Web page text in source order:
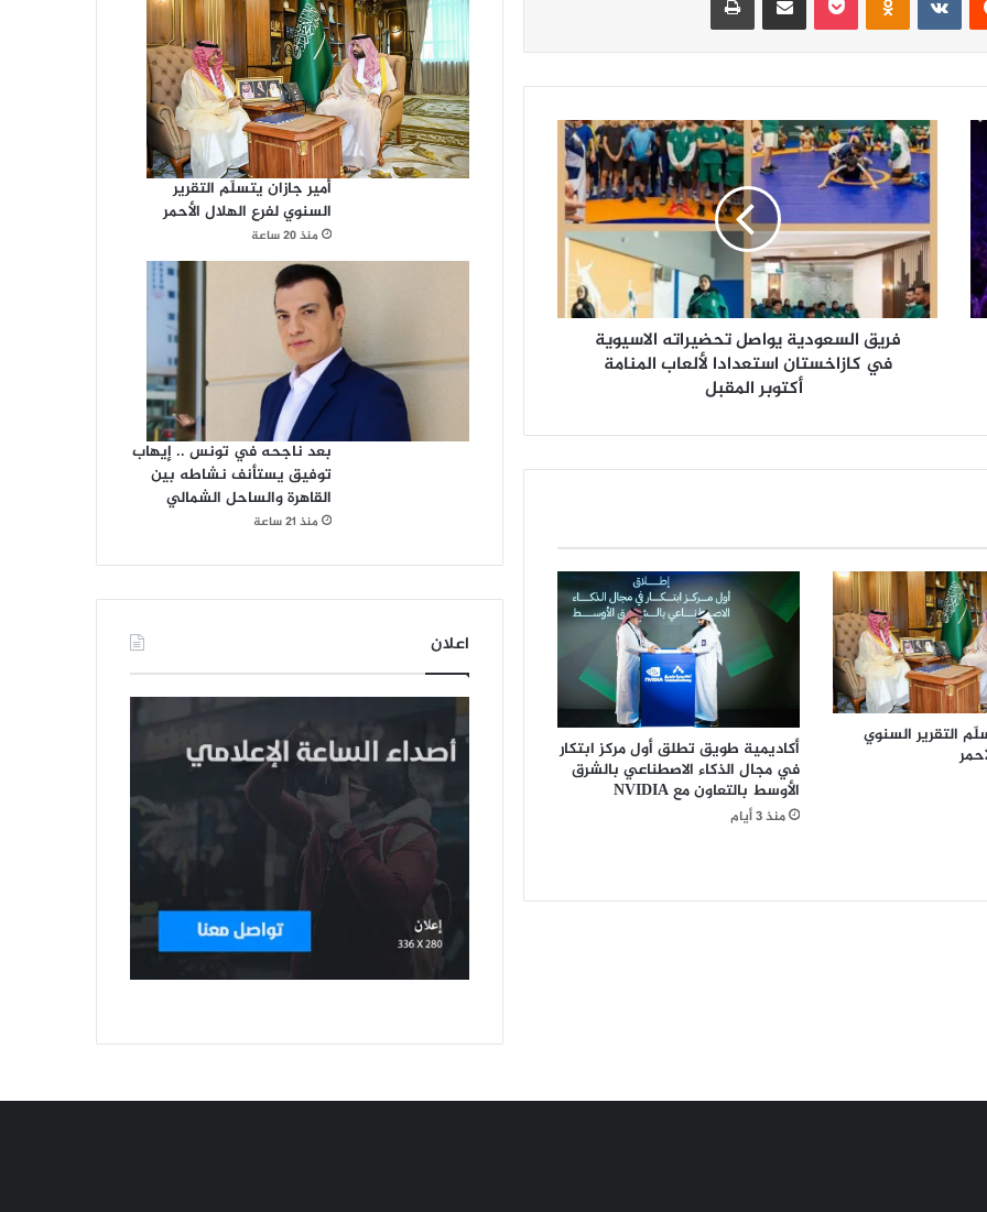
ف
ق
ع
و
و
ص
ح
ض
ي
ر
ا
ت
ه
ا
ل
ا
فريق السعودية يواصل تحضيراته الاسيوية
في كازاخستان استعدادا لألعاب المنامة
أكتوبر المقبل
التقرير السنوي
أكاديمية طويق تطلق أول مركز ابتكار
في مجال الذكاء الاصطناعي بالشرق
الأوسط بالتعاون مع NVIDIA
منذ 3 أيام
أمير جازان يتسلّم التقرير
السنوي لفرع الهلال الأحمر
منذ 20 ساعة
بعد ناجحه في تونس .. إيهاب
توفيق يستأنف نشاطه بين
القاهرة والساحل الشمالي
منذ 21 ساعة
اعلان